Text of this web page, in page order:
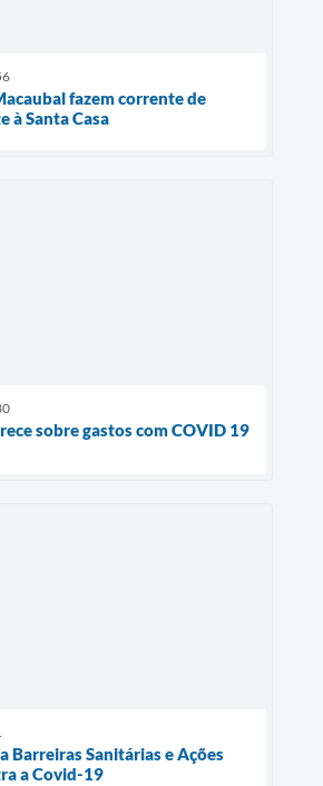
fazem corrente de
à Santa Casa
sobre gastos com COVID 19
Barreiras Sanitárias e Ações
a Covid-19